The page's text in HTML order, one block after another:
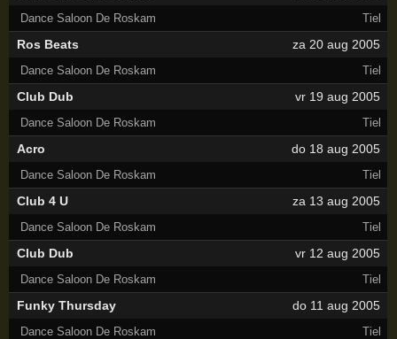
Dance Saloon De Roskam Tiel
Ros Beats za 20 aug 2005
Dance Saloon De Roskam Tiel
Club Dub vr 19 aug 2005
Dance Saloon De Roskam Tiel
Acro do 18 aug 2005
Dance Saloon De Roskam Tiel
Club 4 U za 13 aug 2005
Dance Saloon De Roskam Tiel
Club Dub vr 12 aug 2005
Dance Saloon De Roskam Tiel
Funky Thursday do 11 aug 2005
Dance Saloon De Roskam Tiel